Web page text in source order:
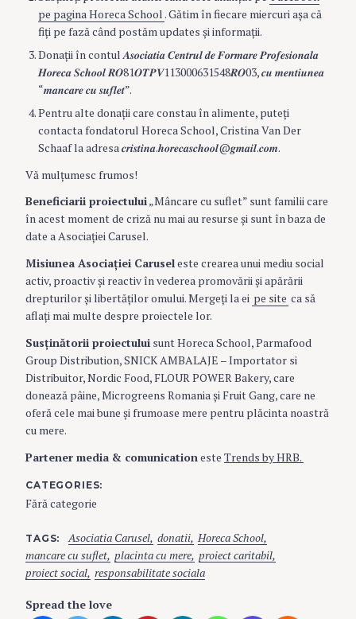
pe pagina Horeca School. Gătim în fiecare miercuri aşa că
fiţi pe fază când postăm updates şi informaţii.
Donaţii în contul 𝑨𝒔𝒐𝒄𝒊𝒂𝒕𝒊𝒂 𝑪𝒆𝒏𝒕𝒓𝒖𝒍 𝒅𝒆 𝑭𝒐𝒓𝒎𝒂𝒓𝒆 𝑷𝒓𝒐𝒇𝒆𝒔𝒊𝒐𝒏𝒂𝒍𝒂
𝑯𝒐𝒓𝒆𝒄𝒂 𝑺𝒄𝒉𝒐𝒐𝒍 𝑹𝑶81𝑶𝑻𝑷𝑽113000631548𝑹𝑶03, 𝒄𝒖 𝒎𝒆𝒏𝒕𝒊𝒖𝒏𝒆𝒂
“𝒎𝒂𝒏𝒄𝒂𝒓𝒆 𝒄𝒖 𝒔𝒖𝒇𝒍𝒆𝒕”.
Pentru alte donaţii care constau în alimente, puteţi
contacta fondatorul Horeca School, Cristina Van Der
Schaaf la adresa 𝒄𝒓𝒊𝒔𝒕𝒊𝒏𝒂.𝒉𝒐𝒓𝒆𝒄𝒂𝒔𝒄𝒉𝒐𝒐𝒍@𝒈𝒎𝒂𝒊𝒍.𝒄𝒐𝒎.
Vă mulţumesc frumos!
Beneficiarii proiectului„Mâncare cu suflet” sunt familii care
în acest moment de criză nu mai au resurse şi sunt în baza de
date a Asociaţiei Carusel.
Misiunea Asociaţiei Caruseleste crearea unui mediu social
activ, proactiv şi reactiv în vederea promovării şi apărării
drepturilor şi libertăţilor omului. Mergeţi la ei pe site ca să
aflaţi mai multe despre proiectele lor.
Susţinătorii proiectului sunt Horeca School, Parmafood
Group Distribution, SNICK AMBALAJE – Importator si
Distribuitor, Nordic Food, FLOUR POWER Bakery, care
donează pâine, Microgreens Romania şi Fruit Gang, care ne
oferă cele mai bune şi frumoase mere pentru plăcinta noastră
cu mere.
Partener media & comunicationeste Trends by HRB.
CATEGORIES
Fără categorie
TAGS Asociatia Carusel donatii Horeca School
mancare cu suflet placinta cu mere proiect caritabil
proiect social responsabilitate sociala
Spread the love